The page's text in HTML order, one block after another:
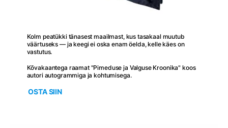
Kolm peatükki tänasest maailmast, kus tasakaal muutub
väärtuseks — ja keegi ei oska enam öelda, kelle käes on
vastutus.
Kõvakaantega raamat "Pimeduse ja Valguse Kroonika" koos
autori autogrammiga ja kohtumisega.
OSTA SIIN